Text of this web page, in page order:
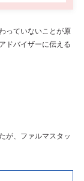
っていないことが原
ドバイザーに伝える
が、ファルマスタッ